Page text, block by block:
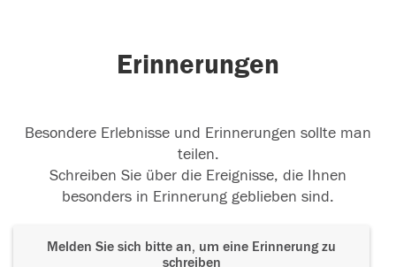
Erinnerungen
Besondere Erlebnisse und Erinnerungen sollte man
teilen.
Schreiben Sie über die Ereignisse, die Ihnen
besonders in Erinnerung geblieben sind.
Melden Sie sich bitte an, um eine Erinnerung zu
schreiben